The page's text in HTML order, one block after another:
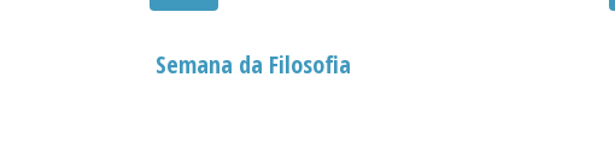
Semana da Filosofia